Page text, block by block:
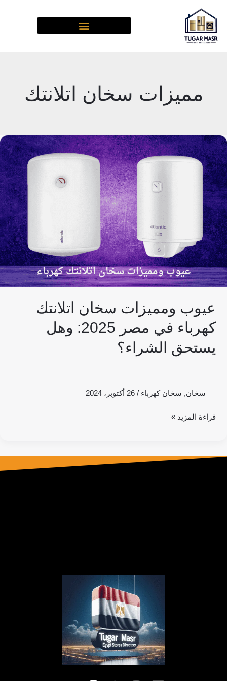
إلى
المحتوى
مميزات سخان اتلانتك
عيوب ومميزات سخان اتلانتك
كهرباء في مصر 2025: وهل
يستحق الشراء؟
سخان, سخان كهرباء /26 أكتوبر، 2024
عيوب
ومميزات
سخان
اتلانتك
كهرباء
في
مصر
2025:
وهل
يستحق
الشراء؟
قراءة المزيد »